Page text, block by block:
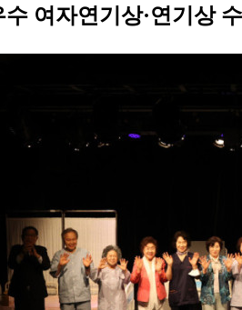
수 여자연기상·연기상